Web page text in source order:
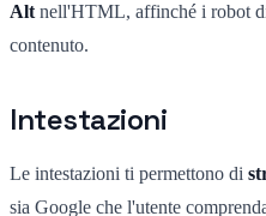
Alt nell'HTML, affinché i robot
contenuto.
Intestazioni
Le intestazioni ti permettono di
sia Google che l'utente